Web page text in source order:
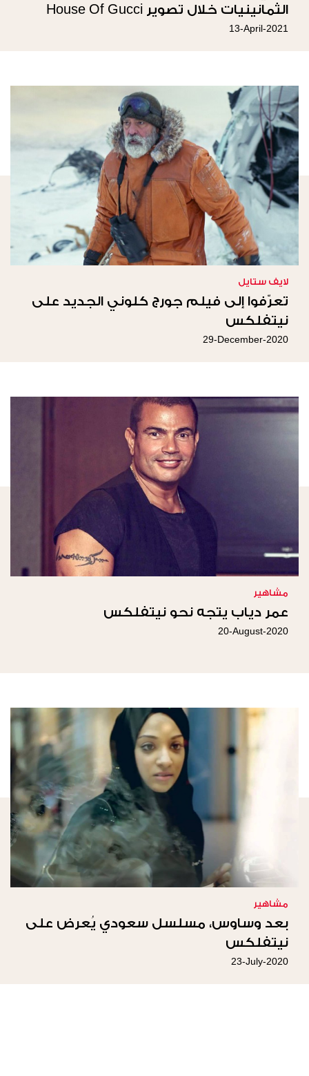
الثمانينيات خلال تصوير House Of Gucci
13-April-2021
لايف ستايل
تعرّفوا إلى فيلم جورج كلوني الجديد على
نيتفلكس
29-December-2020
مشاهير
عمر دياب يتجه نحو نيتفلكس
20-August-2020
مشاهير
بعد وساوس، مسلسل سعودي يُعرض على
نيتفلكس
23-July-2020